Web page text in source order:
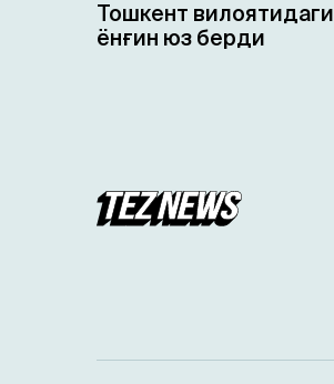
Тошкент
ёнғин юз берди